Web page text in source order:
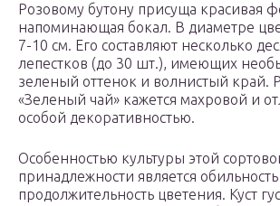
Розовому бутону присуща красивая
напоминающая бокал. В диаметре
7-10 см. Его составляют несколько
лепестков (до 30 шт.), имеющих
зеленый оттенок и волнистый край.
«Зеленый чай» кажется махровой и
особой декоративностью.
Особенностью культуры этой
принадлежности является
продолжительность цветения. Куст